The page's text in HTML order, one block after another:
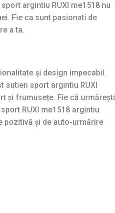
argintiu RUXI me1518 nu
Fie ca sunt pasionati de
a ta.
și design impecabil.
sutien sport argintiu RUXI
și frumusețe. Fie că urmărești
RUXI me1518 argintiu
pozitivă și de auto-urmărire